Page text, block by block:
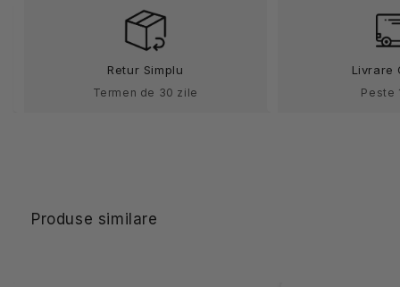
albastru
royal
unisex
Colombo
Retur Simplu
Termen de 30 zile
Livrare
Peste
Produse similare